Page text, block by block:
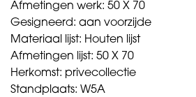
Afmetingen werk: 50 X 70
Gesigneerd: aan voorzijde
Materiaal lijst: Houten lijst
Afmetingen lijst: 50 X 70
Herkomst: privecollectie
Standplaats: W5A